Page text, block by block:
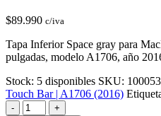
$89.990 c/iva
Tapa Inferior Space gray para
pulgadas, modelo A1706, año
Stock: 5 disponibles SKU:
Touch Bar | A1706 (2016)
-
+